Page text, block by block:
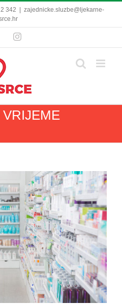
342
zajednicke.sluzbe@ljekarne-
FacebookInstagram